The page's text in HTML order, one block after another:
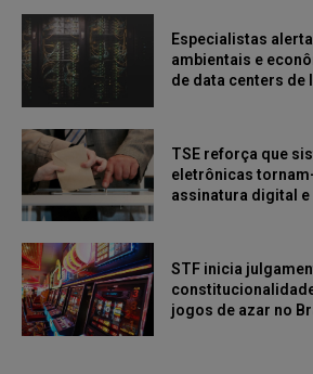
Especialistas
ambientais e
de data centers de
TSE reforça que
eletrônicas
assinatura digital
STF inicia
jogos de azar no